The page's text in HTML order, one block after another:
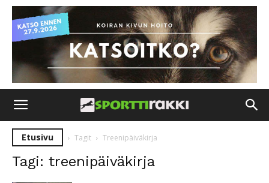
Etusivu Tagit Treenipäiväkirja
Tagi: treenipäiväkirja